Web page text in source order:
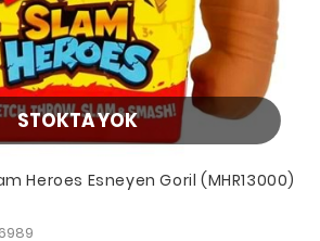
STOKTA YOK
Heroes Esneyen Goril (MHR13000)